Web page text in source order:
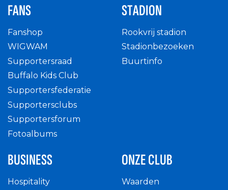
FANS
Fanshop
WIGWAM
Supportersraad
Buffalo Kids Club
Supportersfederatie
Supportersclubs
Supportersforum
Fotoalbums
STADION
Rookvrij stadion
Stadionbezoeken
Buurtinfo
BUSINESS
Hospitality
ONZE CLUB
Waarden